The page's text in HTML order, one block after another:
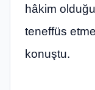
hâkim
teneffüs
konuştu.